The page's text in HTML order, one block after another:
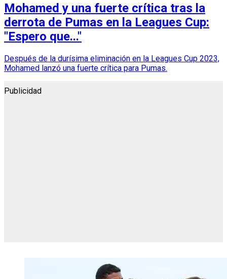
Mohamed y una fuerte crítica tras la
derrota de Pumas en la Leagues Cup:
"Espero que..."
Después de la durísima eliminación en la Leagues Cup 2023,
Mohamed lanzó una fuerte crítica para Pumas.
Publicidad